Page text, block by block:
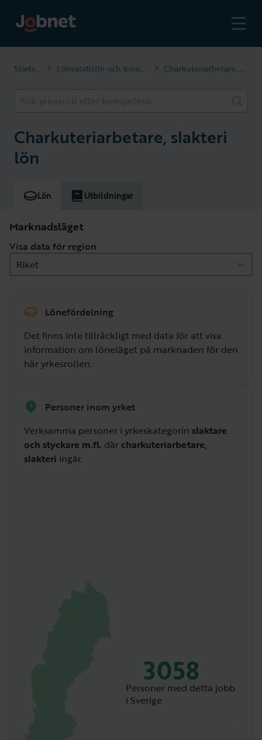
Startsidan > Lönestatistik och kompetenser > Charkuteriarbetare, slakteri
Charkuteriarbetare, slakteri
lön
Lön Utbildningar
Marknadsläget
Visa data för region
Riket
Lönefördelning
Det finns inte tillräckligt med data för att visa
information om löneläget på marknaden för den
här yrkesrollen.
Personer inom yrket
Verksamma personer i yrkeskategorin slaktare
och styckare m.fl. där charkuteriarbetare,
slakteri ingår.
3058
Personer med detta jobb
i Sverige